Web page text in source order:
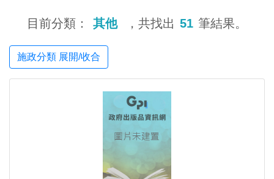
目前分類： 其他 ，共找出 51 筆結果。
施政分類 展開/收合